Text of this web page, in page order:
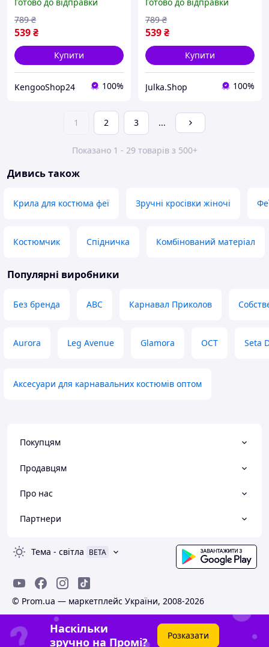
рожеві для костюма феї
539₴
789 ₴
Купити
KengooShop24 100%
працюють на батарейках
539₴
789 ₴
Купити
Julka.Shop 100%
1 2 3 ...
Показано 1 - 29 товарів з 500+
Дивись також
Крила для костюма феї Зручні кросівки жіночі
Костюмчик Спідничка Комбінований матеріал
Популярні виробники
Без бренда ABC Карнавал Приколов
Aurora Leg Avenue Glamora ОСТ Seta
Аксесуари для карнавальних костюмів оптом
Покупцям
Продавцям
Про нас
Партнери
Тема - світла BETA
© Prom.ua — маркетплейс України, 2008-2026
Наскільки
зручно на Промі?
Розказати